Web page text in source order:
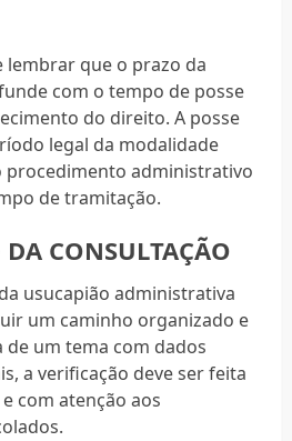
que o prazo da
com o tempo de posse
do direito. A posse
legal da modalidade
procedimento administrativo
de tramitação.
DA CONSULTAÇÃO
usucapião administrativa
um caminho organizado e
um tema com dados
a verificação deve ser feita
com atenção aos